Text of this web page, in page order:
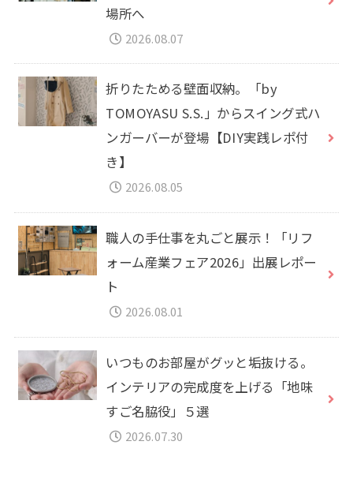
場所へ
2026.08.07
折りたためる壁面収納。「by
TOMOYASU S.S.」からスイング式ハ
ンガーバーが登場【DIY実践レポ付
き】
2026.08.05
職人の手仕事を丸ごと展示！「リフ
ォーム産業フェア2026」出展レポー
ト
2026.08.01
いつものお部屋がグッと垢抜ける。
インテリアの完成度を上げる「地味
すご名脇役」５選
2026.07.30